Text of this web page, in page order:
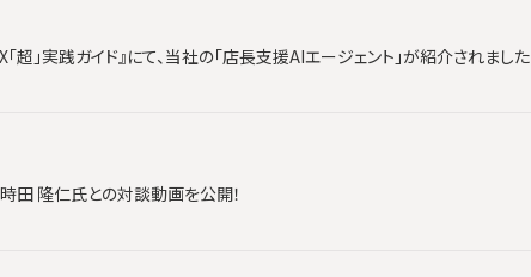
超」実践ガイド』にて、当社の「店長支援AIエージェント」が紹介されました
田 隆仁氏との対談動画を公開！